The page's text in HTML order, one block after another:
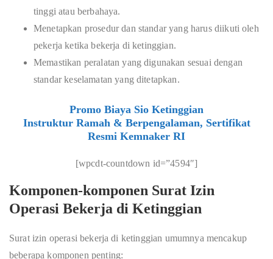
tinggi atau berbahaya.
Menetapkan prosedur dan standar yang harus diikuti oleh
pekerja ketika bekerja di ketinggian.
Memastikan peralatan yang digunakan sesuai dengan
standar keselamatan yang ditetapkan.
Promo Biaya Sio Ketinggian
Instruktur Ramah & Berpengalaman, Sertifikat
Resmi Kemnaker RI
[wpcdt-countdown id=”4594″]
Komponen-komponen Surat Izin
Operasi Bekerja di Ketinggian
Surat izin operasi bekerja di ketinggian umumnya mencakup
beberapa komponen penting: